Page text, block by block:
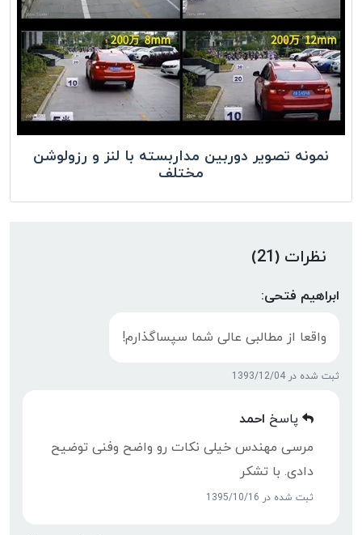
نمونه تصویر دوربین مداربسته با لنز و رزولوشن
مختلف
نظرات (21)
ابراهیم فتحی:
واقعا از مطالبی عالی شما سپساگذارم!
ثبت شده در 1393/12/04
پاسخ احمد
مرسی مهندس خیلی نکات رو واضح وفنی توضیح
دادی. با تشکر
ثبت شده در 1395/10/16